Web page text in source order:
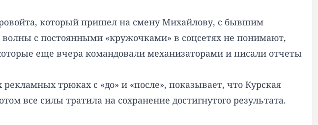
который пришел на смену Михайлову, с бывшим
с постоянными «кружочками» в соцсетях не понимают,
еще вчера командовали механизаторами и писали отчеты
трюках с «до» и «после», показывает, что Курская
все силы тратила на сохранение достигнутого результата.